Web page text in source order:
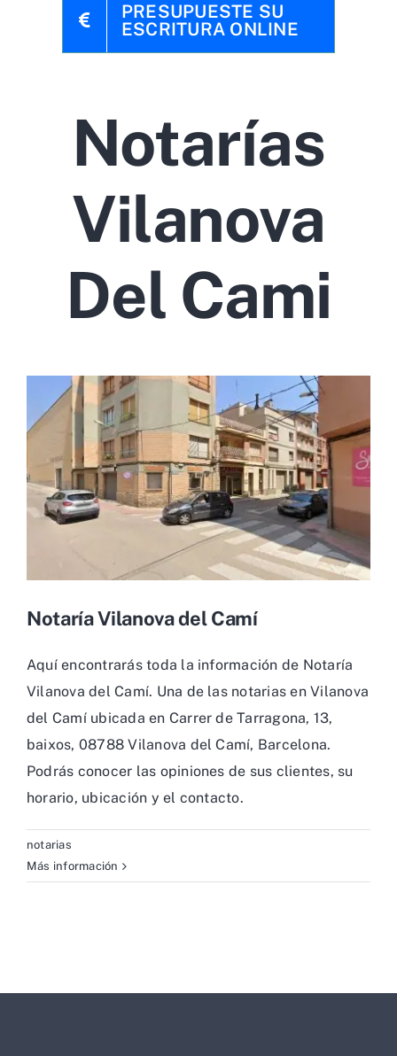
PRESUPUESTE SU
ESCRITURA ONLINE
Notarías
Vilanova
Del Cami
Notaría Vilanova del Camí
Aquí encontrarás toda la información de Notaría
Vilanova del Camí. Una de las notarias en Vilanova
del Camí ubicada en Carrer de Tarragona, 13,
baixos, 08788 Vilanova del Camí, Barcelona.
Podrás conocer las opiniones de sus clientes, su
horario, ubicación y el contacto.
notarias
Más información